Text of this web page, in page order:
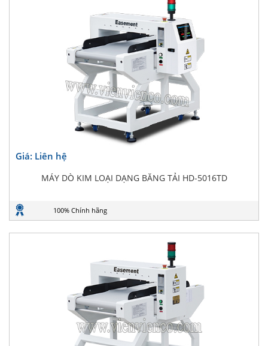
Giá: Liên hệ
MÁY DÒ KIM LOẠI DẠNG BĂNG TẢI HD-5016TD
100% Chính hãng